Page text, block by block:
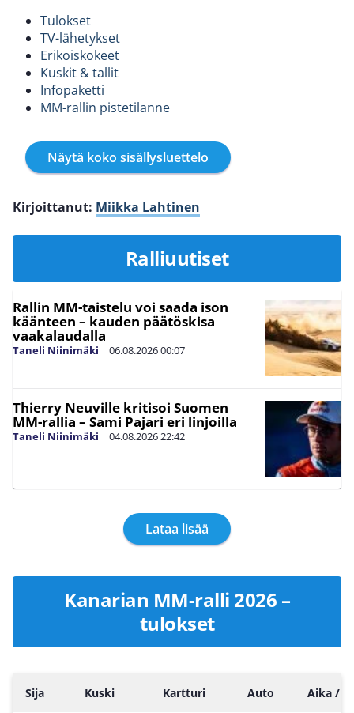
Tulokset
TV-lähetykset
Erikoiskokeet
Kuskit & tallit
Infopaketti
MM-rallin pistetilanne
Näytä koko sisällysluettelo
Kirjoittanut: Miikka Lahtinen
Ralliuutiset
Rallin MM-taistelu voi saada ison
käänteen – kauden päätöskisa
vaakalaudalla
Taneli Niinimäki | 06.08.202600:07
Thierry Neuville kritisoi Suomen
MM-rallia – Sami Pajari eri linjoilla
Taneli Niinimäki | 04.08.202622:42
Lataa lisää
Kanarian MM-ralli 2026 –
tulokset
Sija Kuski Kartturi Auto Aika /